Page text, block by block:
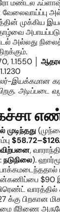
மண்டல ஃப்ளாஷ்
முக்கிய
அல்லது
1.1550 │
இயக்கமான
அடிப்படை
,
நடுநிலை).
$90
வாரத்தில்
க்கு பிறகான
நீரிணை